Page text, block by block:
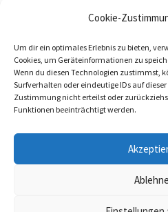
Cookie-
Um dir ein optimales Erlebnis zu bieten,
Cookies, um Geräteinformationen zu
Wenn du diesen Technologien zustimmst,
Surfverhalten oder eindeutige IDs auf
Zustimmung nicht erteilst oder
Funktionen beeinträchtigt werden.
der Meyenfelder Straße
Fundtiere. Denn während
eingesetzte
Frösche nun wegen der
die Kammmolche bis um